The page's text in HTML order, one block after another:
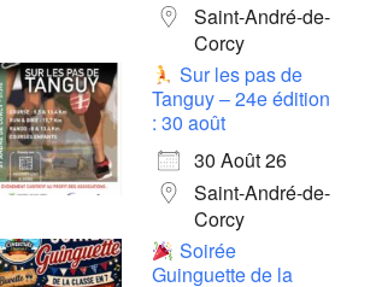
Saint-André-de-
Corcy
Sur les pas de
Tanguy – 24e édition
: 30 août
30 Août 26
Saint-André-de-
Corcy
Soirée
Guinguette de la